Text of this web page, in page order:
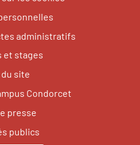
administratifs
et stages
du site
Condorcet
presse
publics